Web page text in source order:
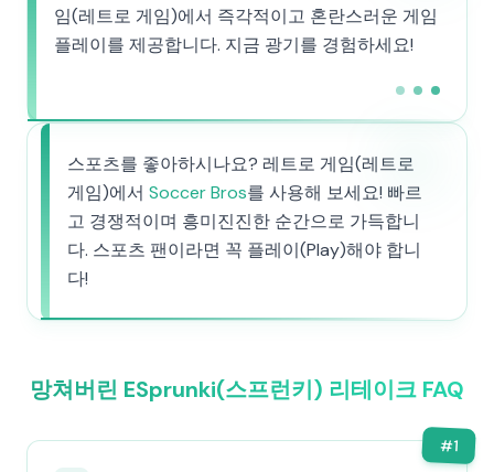
임(레트로 게임)에서 즉각적이고 혼란스러운 게임
플레이를 제공합니다. 지금 광기를 경험하세요!
스포츠를 좋아하시나요? 레트로 게임(레트로
게임)에서 Soccer Bros를 사용해 보세요! 빠르
고 경쟁적이며 흥미진진한 순간으로 가득합니
다. 스포츠 팬이라면 꼭 플레이(Play)해야 합니
다!
망쳐버린 ESprunki(스프런키) 리테이크 FAQ
#1